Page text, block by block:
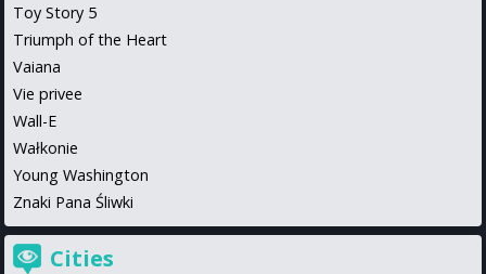
Toy Story 5
Triumph of the Heart
Vaiana
Vie privee
Wall-E
Wałkonie
Young Washington
Znaki Pana Śliwki
Cities